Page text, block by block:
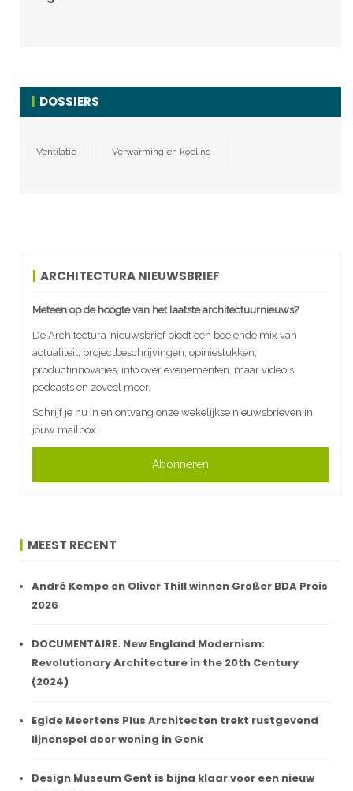
DOSSIERS
Ventilatie Verwarming en koeling
ARCHITECTURA NIEUWSBRIEF
Meteen op de hoogte van het laatste architectuurnieuws?
De Architectura-nieuwsbrief biedt een boeiende mix van
actualiteit, projectbeschrijvingen, opiniestukken,
productinnovaties, info over evenementen, maar video's,
podcasts en zoveel meer.
Schrijf je nu in en ontvang onze wekelijkse nieuwsbrieven in
jouw mailbox.
Abonneren
MEEST RECENT
André Kempe en Oliver Thill winnen Großer BDA Preis
2026
DOCUMENTAIRE. New England Modernism:
Revolutionary Architecture in the 20th Century
(2024)
Egide Meertens Plus Architecten trekt rustgevend
lijnenspel door woning in Genk
Design Museum Gent is bijna klaar voor een nieuw